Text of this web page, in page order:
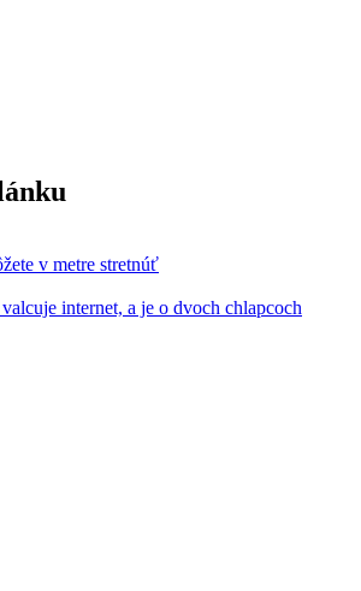
v metre stretnúť
internet, a je o dvoch chlapcoch